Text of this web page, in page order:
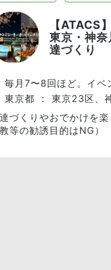
【ATACS
東京・神
達づくり
毎月7〜8回ほど。イベ
東京都 ： 東京23区、
づくりやおでかけを
等の勧誘目的はNG）